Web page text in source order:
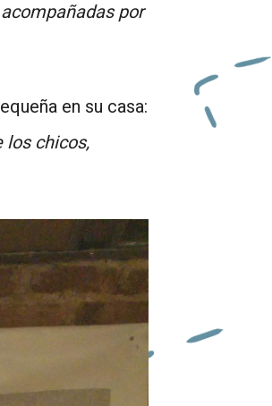
por
en su casa:
los chicos,